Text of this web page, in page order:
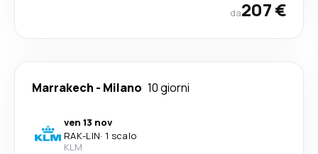
da207 €
Marrakech - Milano 10 giorni
ven 13 nov
RAK-LIN· 1 scalo
KLM